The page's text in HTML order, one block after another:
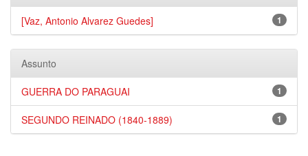
1
[Vaz, Antonio Alvarez Guedes]
Assunto
1
GUERRA DO PARAGUAI
1
SEGUNDO REINADO (1840-1889)